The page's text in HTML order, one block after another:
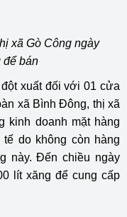
xã Gò Công ngày
để bán
xuất đối với 01 cửa
xã Bình Đông, thị xã
kinh doanh mặt hàng
do không còn hàng
này. Đến chiều ngày
lít xăng để cung cấp